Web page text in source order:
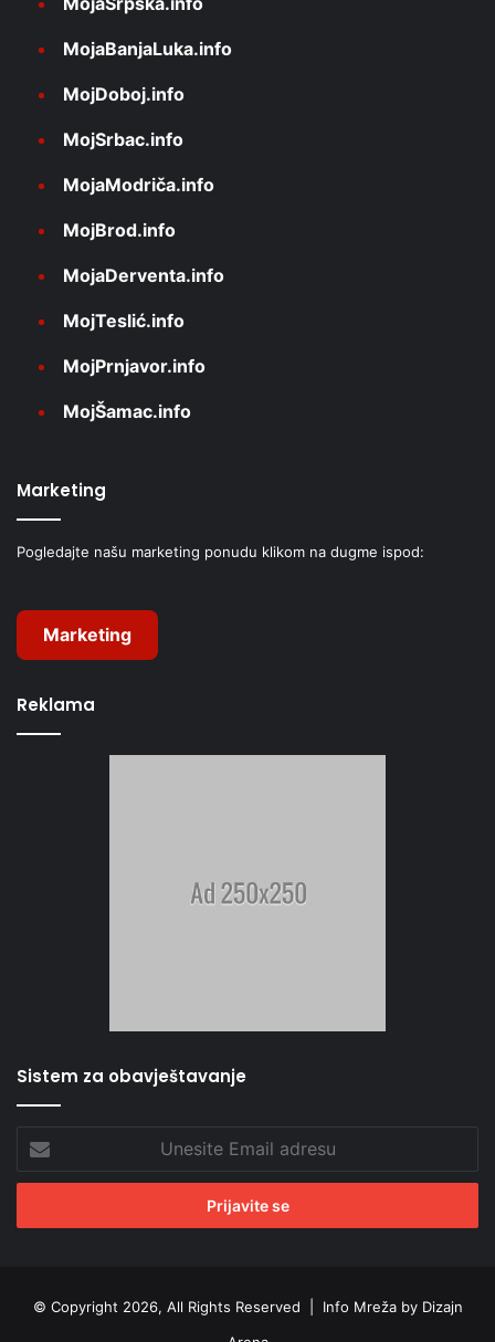
MojaBanjaLuka.info
MojDoboj.info
MojSrbac.info
MojaModriča.info
MojBrod.info
MojaDerventa.info
MojTeslić.info
MojPrnjavor.info
MojŠamac.info
Marketing
Pogledajte našu marketing ponudu klikom na dugme ispod:
Marketing
Reklama
Sistem za obavještavanje
Email
adresu
© Copyright 2026, All Rights Reserved | Info Mreža by Dizajn